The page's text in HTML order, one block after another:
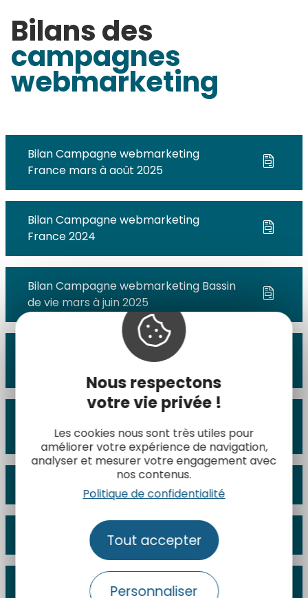
Nous respectons
votre vie privée !
Les cookies nous sont très utiles pour
améliorer votre expérience de navigation,
analyser et mesurer votre engagement avec
nos contenus.
Politique de confidentialité
Tout accepter
Personnaliser
Bilans des
campagnes
webmarketing
Bilan Campagne webmarketing
France mars à août 2025
Bilan Campagne webmarketing
France 2024
Bilan Campagne webmarketing Bassin
de vie mars à juin 2025
Bilan Campagne webmarketing Bassin
de vie 2024
Bilan newsletters France 2024
Bilan newsletters Bassin de vie 2025